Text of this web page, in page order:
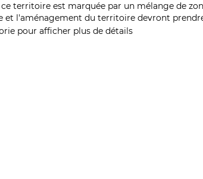
territoire est marquée par un mélange de
et l'aménagement du territoire devront
pour afficher plus de détails